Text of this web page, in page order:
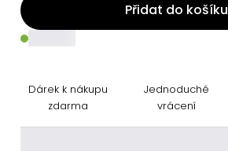
Přidat do košíku
Dárek k nákupu
zdarma
Jednoduché
vrácení